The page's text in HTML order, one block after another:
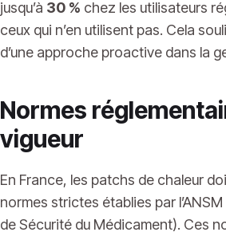
jusqu’à 30 % chez les utilisateurs
ceux qui n’en utilisent pas. Cela
d’une approche proactive dans la
Normes
vigueur
En France, les patchs de chaleur
normes strictes établies par
de Sécurité du Médicament). Ces